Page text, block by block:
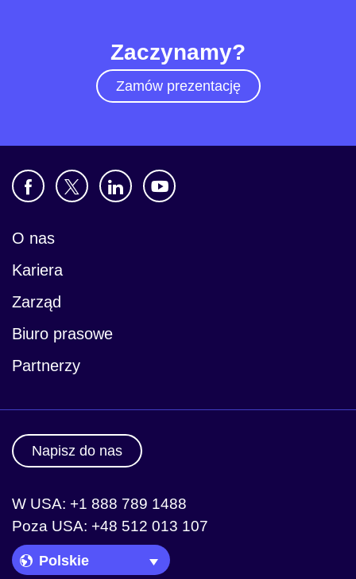
Zaczynamy?
Zamów prezentację
O nas
Kariera
Zarząd
Biuro prasowe
Partnerzy
Napisz do nas
W USA: +1 888 789 1488
Poza USA: +48 512 013 107
Language Picker